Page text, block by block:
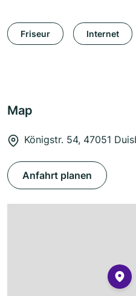
Friseur Internet
Map
Königstr. 54, 47051
Anfahrt planen